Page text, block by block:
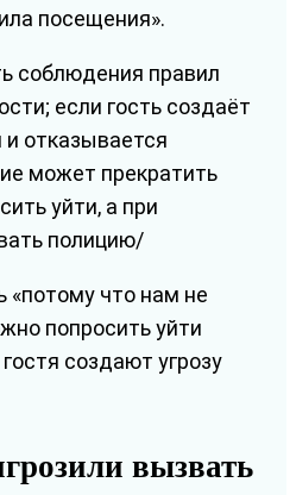
посещения».
соблюдения правил
если гость создаёт
отказывается
может прекратить
уйти, а при
полицию/
«потому что нам не
попросить уйти
создают угрозу
вызвать